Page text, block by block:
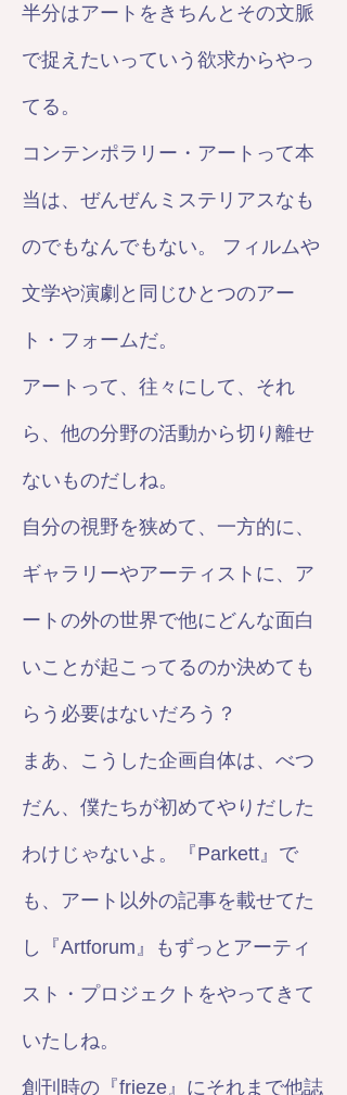
半分はアートをきちんとその文脈
で捉えたいっていう欲求からやっ
てる。
コンテンポラリー・アートって本
当は、ぜんぜんミステリアスなも
のでもなんでもない。 フィルムや
文学や演劇と同じひとつのアー
ト・フォームだ。
アートって、往々にして、それ
ら、他の分野の活動から切り離せ
ないものだしね。
自分の視野を狭めて、一方的に、
ギャラリーやアーティストに、ア
ートの外の世界で他にどんな面白
いことが起こってるのか決めても
らう必要はないだろう？
まあ、こうした企画自体は、べつ
だん、僕たちが初めてやりだした
わけじゃないよ。『Parkett』で
も、アート以外の記事を載せてた
し『Artforum』もずっとアーティ
スト・プロジェクトをやってきて
いたしね。
創刊時の『frieze』にそれまで他誌